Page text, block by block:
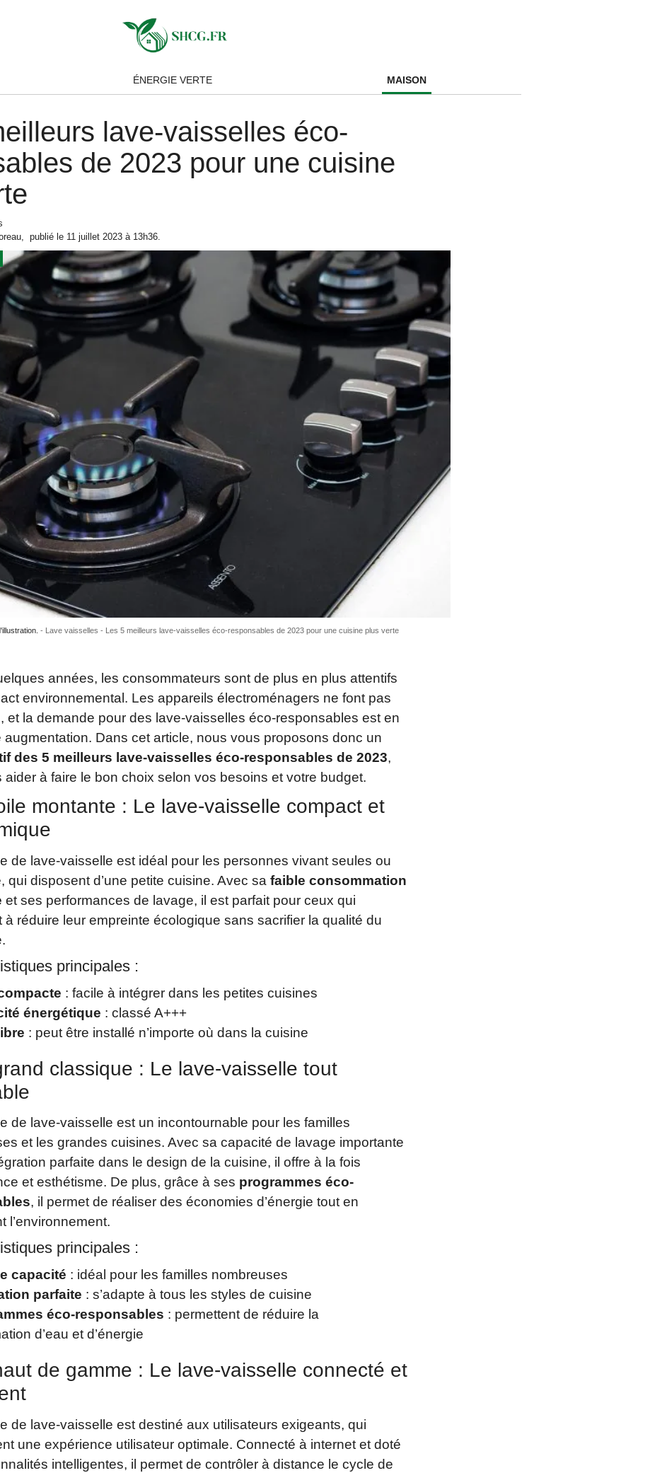
ÉNERGIE VERTE MAISON
lave-vaisselles éco-
de 2023 pour une cuisine
, publié le 11 juillet 2023 à 13h36.
Lave vaisselles - Les 5 meilleurs lave-vaisselles éco-responsables de 2023 pour une cuisine plus verte
années, les consommateurs sont de plus en plus attentifs
environnemental. Les appareils électroménagers ne font pas
et la demande pour des lave-vaisselles éco-responsables est en
augmentation. Dans cet article, nous vous proposons donc un
des 5 meilleurs lave-vaisselles éco-responsables de 2023,
aider à faire le bon choix selon vos besoins et votre budget.
montante : Le lave-vaisselle compact et
de lave-vaisselle est idéal pour les personnes vivant seules ou
qui disposent d’une petite cuisine. Avec sa faible consommation
et ses performances de lavage, il est parfait pour ceux qui
à réduire leur empreinte écologique sans sacrifier la qualité du
principales :
: facile à intégrer dans les petites cuisines
énergétique : classé A+++
: peut être installé n’importe où dans la cuisine
classique : Le lave-vaisselle tout
de lave-vaisselle est un incontournable pour les familles
et les grandes cuisines. Avec sa capacité de lavage importante
parfaite dans le design de la cuisine, il offre à la fois
et esthétisme. De plus, grâce à ses programmes éco-
, il permet de réaliser des économies d’énergie tout en
l’environnement.
principales :
capacité : idéal pour les familles nombreuses
parfaite : s’adapte à tous les styles de cuisine
éco-responsables : permettent de réduire la
d’eau et d’énergie
de gamme : Le lave-vaisselle connecté et
de lave-vaisselle est destiné aux utilisateurs exigeants, qui
une expérience utilisateur optimale. Connecté à internet et doté
intelligentes, il permet de contrôler à distance le cycle de